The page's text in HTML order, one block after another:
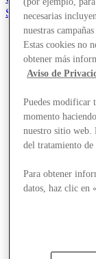
Salvado
Tiendas
Ofertas
Planifica tu
Comer y beber
Tarjetas regalo
Servicios
Guía de
necesarias
nuestras
Estas cookies no
obtener más
Aviso de
Puedes modificar
momento
nuestro sitio web.
del tratamiento de
Para obtener
datos, haz clic en